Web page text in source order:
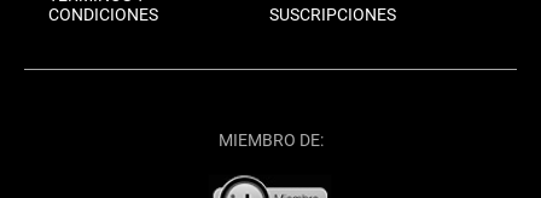
CONDICIONES
SUSCRIPCIONES
MIEMBRO DE: